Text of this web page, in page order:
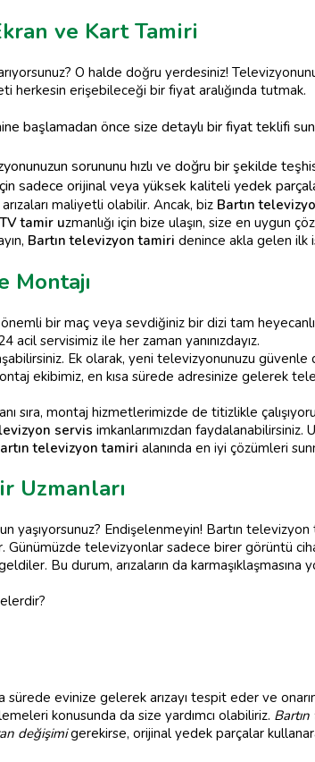
ve Kart Tamiri
O halde doğru yerdesiniz!
herkesin erişebileceği bir fiyat aralığında tutmak.
başlamadan önce size detaylı bir fiyat teklifi
sorununu hızlı ve doğru bir şekilde
sadece orijinal veya yüksek kaliteli yedek
maliyetli olabilir. Ancak, biz Bartın
TV tamir uzmanlığı için bize ulaşın, size en uygun
Bartın televizyon tamiri denince akla gelen ilk
Montajı
bir maç veya sevdiğiniz bir dizi tam heyecanlı
acil servisimiz ile her zaman yanınızdayız.
Ek olarak, yeni televizyonunuzu
ekibimiz, en kısa sürede adresinize gelerek
sıra, montaj hizmetlerimizde de titizlikle
servis imkanlarımızdan faydalanabilirsiniz.
televizyon tamiri alanında en iyi çözümleri
Uzmanları
yaşıyorsunuz? Endişelenmeyin! Bartın
Günümüzde televizyonlar sadece birer görüntü
Bu durum, arızaların da
sürede evinize gelerek arızayı tespit eder ve
konusunda da size yardımcı olabiliriz. Bartın
değişimigerekirse, orijinal yedek parçalar